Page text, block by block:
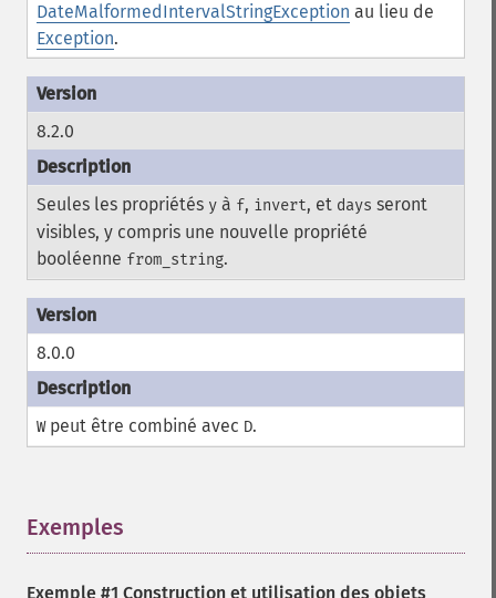
DateMalformedIntervalStringException au lieu de
Exception.
8.2.0
Seules les propriétés y à f, invert, et days seront
visibles, y compris une nouvelle propriété
booléenne from_string.
8.0.0
Wpeut être combiné avec D.
Exemples
Exemple #1 Construction et utilisation des objets